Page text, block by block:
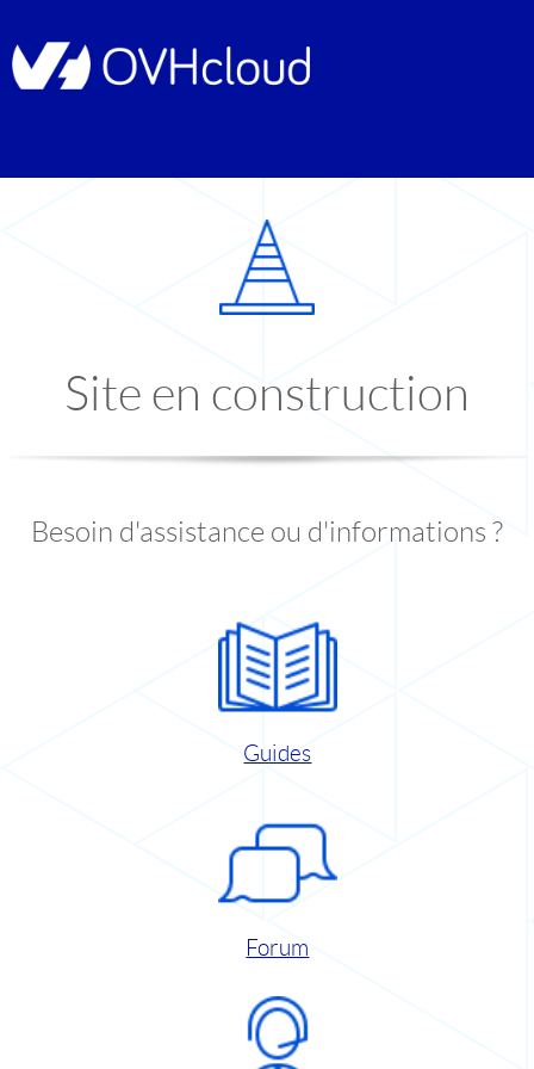
Site en construction
Besoin d'assistance ou d'informations ?
Guides
Forum